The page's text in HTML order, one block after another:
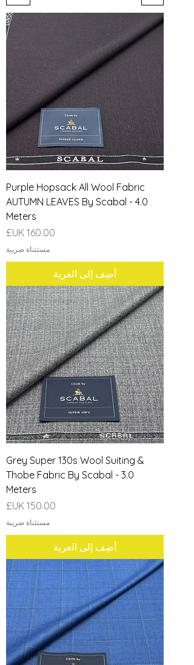
Purple Hopsack All Wool Fabric
AUTUMN LEAVES By Scabal - 4.0
Meters
السعر
مستثناة ضريبة
أضِف إلى العربة
Grey Super 130s Wool Suiting &
Thobe Fabric By Scabal - 3.0
Meters
السعر
مستثناة ضريبة
أضِف إلى العربة